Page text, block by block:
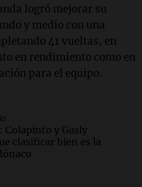
logró mejorar su
y medio con una
41 vueltas, en
en rendimiento como en
para el equipo.
Colapinto y Gasly
clasificar bien es la